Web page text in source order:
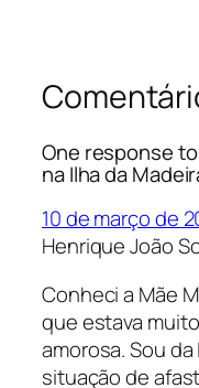
One response
na Ilha da
10 de março de
Henrique João
Conheci a Mãe
que estava
amorosa. Sou
situação de